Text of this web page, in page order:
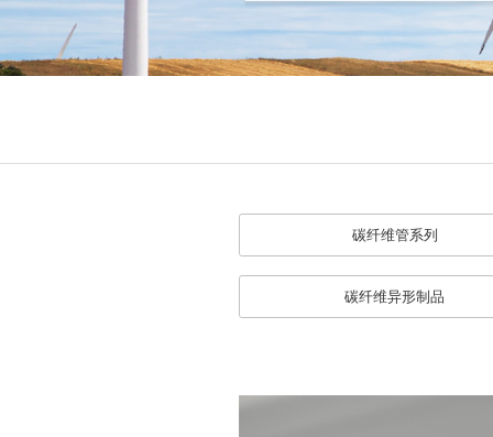
碳纤维管系列
碳纤维异形制品